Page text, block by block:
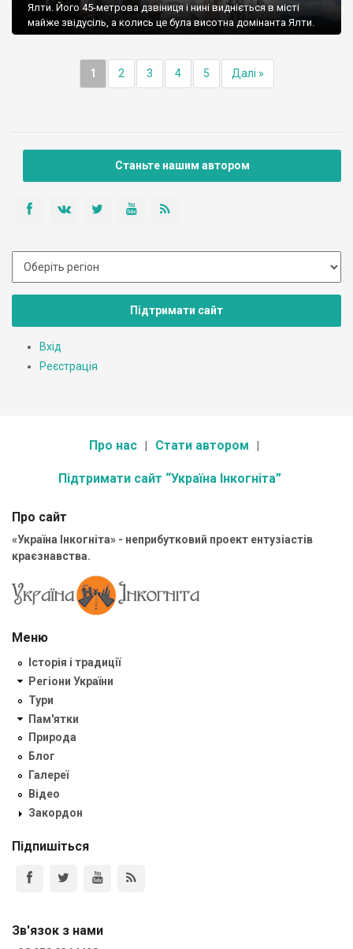
Ялти. Його 45-метрова дзвіниця і нині видніється в місті
майже звідусіль, а колись це була висотна домінанта Ялти.
1 2 3 4 5 Далі »
Станьте нашим автором
Підтримати сайт
Вхід
Реєстрація
Про нас Стати автором
Підтримати сайт “Україна Інкогніта”
Про сайт
«Україна Інкогніта» - неприбутковий проект ентузіастів
краєзнавства.
Меню
Історія і традиції
Регіони України
Тури
Пам'ятки
Природа
Блог
Галереї
Відео
Закордон
Підпишіться
Зв'язок з нами